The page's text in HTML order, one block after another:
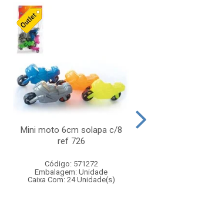
Mini moto 6cm solapa c/8
ref 726
Código: 571272
Embalagem: Unidade
Caixa Com: 24 Unidade(s)